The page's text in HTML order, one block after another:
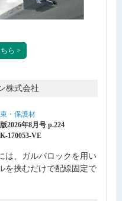
ら >
株式会社
・保護材
2026年8月号 p.224
170053-VE
は、ガルバロックを用い
を挟むだけで配線固定で